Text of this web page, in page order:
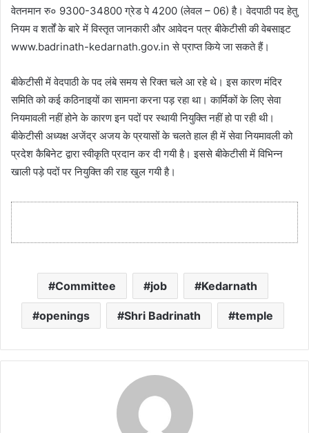
वेतनमान रु० 9300-34800 ग्रेड पे 4200 (लेवल – 06) है। वेदपाठी पद हेतु
नियम व शर्तों के बारे में विस्तृत जानकारी और आवेदन पत्र बीकेटीसी की वेबसाइट
www.badrinath-kedarnath.gov.in से प्राप्त किये जा सकते हैं।
बीकेटीसी में वेदपाठी के पद लंबे समय से रिक्त चले आ रहे थे। इस कारण मंदिर
समिति को कई कठिनाइयों का सामना करना पड़ रहा था। कार्मिकों के लिए सेवा
नियमावली नहीं होने के कारण इन पदों पर स्थायी नियुक्ति नहीं हो पा रही थी।
बीकेटीसी अध्यक्ष अजेंद्र अजय के प्रयासों के चलते हाल ही में सेवा नियमावली को
प्रदेश कैबिनेट द्वारा स्वीकृति प्रदान कर दी गयी है। इससे बीकेटीसी में विभिन्न
खाली पड़े पदों पर नियुक्ति की राह खुल गयी है।
Committee job Kedarnath
openings Shri Badrinath temple